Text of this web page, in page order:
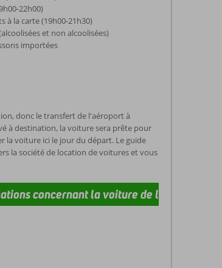
22h00)
à la carte (19h00-21h30)
et non alcoolisées)
importées
donc le transfert de l'aéroport à
à destination, la voiture sera prête pour
la voiture ici le jour du départ. Le guide
la société de location de voitures et vous
concernant la voiture de location